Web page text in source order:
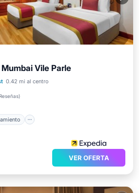
Vile Parle
0.42 mi al centro
)
Aparcamiento
VER OFERTA